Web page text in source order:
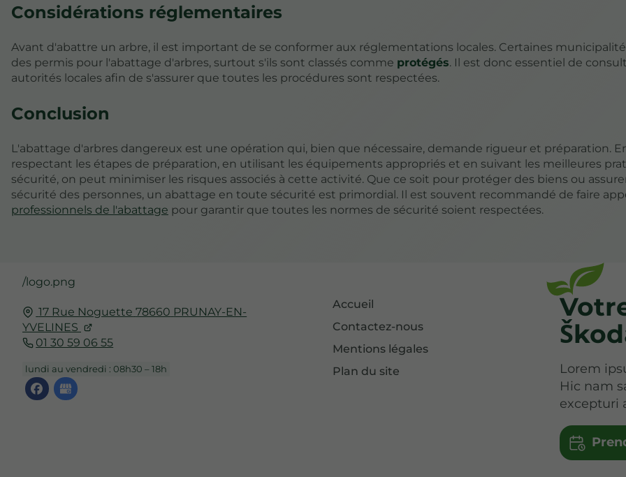
Considérations réglementaires
Avant d'abattre un arbre, il est important de se conformer aux réglementations locales. Certaines
des permis pour l'abattage d'arbres, surtout s'ils sont classés comme protégés. Il est donc essentiel de
autorités locales afin de s'assurer que toutes les procédures sont respectées.
Conclusion
L'abattage d'arbres dangereux est une opération qui, bien que nécessaire, demande rigueur et préparation.
respectant les étapes de préparation, en utilisant les équipements appropriés et en suivant les meilleures
sécurité, on peut minimiser les risques associés à cette activité. Que ce soit pour protéger des biens ou
sécurité des personnes, un abattage en toute sécurité est primordial. Il est souvent recommandé de faire
professionnels de l'abattage pour garantir que toutes les normes de sécurité soient respectées.
/logo.png
17 Rue Noguette 78660 PRUNAY-EN-
YVELINES
01 30 59 06 55
lundi au vendredi : 08h30 – 18h
Accueil
Contactez-nous
Mentions légales
Plan du site
Lorem
Hic nam
excepturi